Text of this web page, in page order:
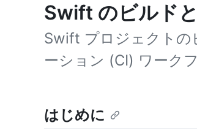
Swift のビルド
Swift プロジェクトの
ーション (CI) ワーク
はじめに